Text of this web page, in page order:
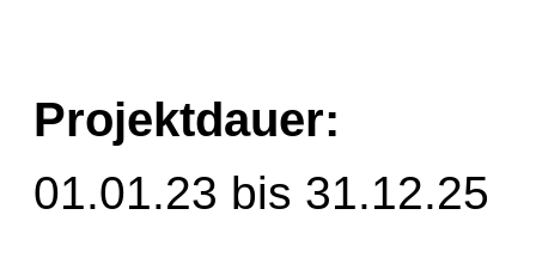
Projektdauer:
01.01.23 bis 31.12.25